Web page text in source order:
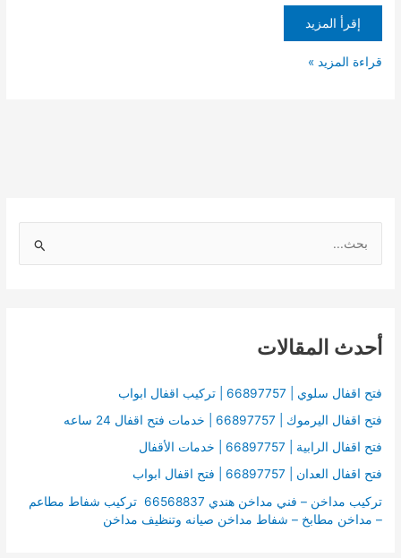
إقرأ المزيد
قراءة المزيد »
ث
ن
:
أحدث المقالات
فتح اقفال سلوي | 66897757 | تركيب اقفال ابواب
فتح اقفال اليرموك | 66897757 | خدمات فتح اقفال 24 ساعه
فتح اقفال الرابية | 66897757 | خدمات الأقفال
فتح اقفال العدان | 66897757 | فتح اقفال ابواب
تركيب مداخن – فني مداخن هندي 66568837 تركيب شفاط مطاعم
– مداخن مطابخ – شفاط مداخن صيانه وتنظيف مداخن